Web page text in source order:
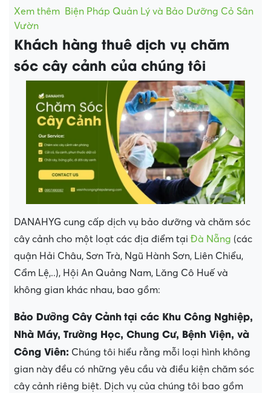
Xem thêm Biện Pháp Quản Lý và Bảo Dưỡng Cỏ Sân
Vườn
Khách hàng thuê dịch vụ chăm
sóc cây cảnh của chúng tôi
DANAHYG cung cấp dịch vụ bảo dưỡng và chăm sóc
cây cảnh cho một loạt các địa điểm tại Đà Nẵng (các
quận Hải Châu, Sơn Trà, Ngũ Hành Sơn, Liên Chiểu,
Cẩm Lệ,..), Hội An Quảng Nam, Lăng Cô Huế và
không gian khác nhau, bao gồm:
Bảo Dưỡng Cây Cảnhtại các Khu Công Nghiệp,
Nhà Máy, Trường Học, Chung Cư, Bệnh Viện, và
Công Viên: Chúng tôi hiểu rằng mỗi loại hình không
gian này đều có những yêu cầu và điều kiện chăm sóc
cây cảnh riêng biệt. Dịch vụ của chúng tôi bao gồm